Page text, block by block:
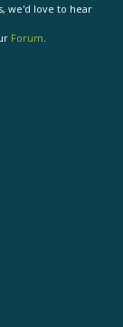
we'd love to hear
Forum